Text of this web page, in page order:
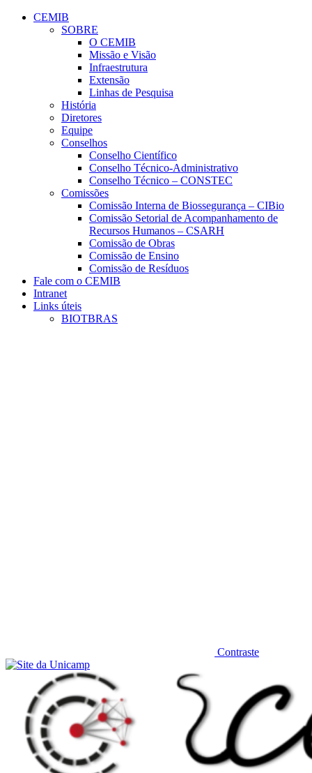
Conteúdo principal
CEMIB
SOBRE
O CEMIB
Missão e Visão
Infraestrutura
Extensão
Linhas de Pesquisa
História
Diretores
Equipe
Conselhos
Conselho Científico
Conselho Técnico-Administrativo
Conselho Técnico – CONSTEC
Comissões
Comissão Interna de Biossegurança – CIBio
Comissão Setorial de Acompanhamento de
Recursos Humanos – CSARH
Comissão de Obras
Comissão de Ensino
Comissão de Resíduos
Fale com o CEMIB
Intranet
Links úteis
BIOTBRAS
Contraste